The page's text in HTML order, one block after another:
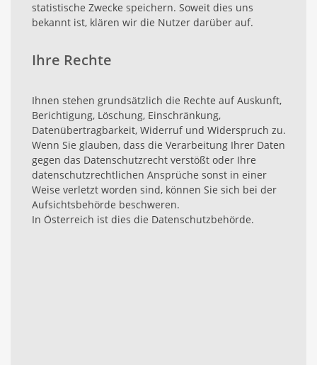
statistische Zwecke speichern. Soweit dies uns
bekannt ist, klären wir die Nutzer darüber auf.
Ihre Rechte
Ihnen stehen grundsätzlich die Rechte auf Auskunft,
Berichtigung, Löschung, Einschränkung,
Datenübertragbarkeit, Widerruf und Widerspruch zu.
Wenn Sie glauben, dass die Verarbeitung Ihrer Daten
gegen das Datenschutzrecht verstößt oder Ihre
datenschutzrechtlichen Ansprüche sonst in einer
Weise verletzt worden sind, können Sie sich bei der
Aufsichtsbehörde beschweren.
In Österreich ist dies die Datenschutzbehörde.